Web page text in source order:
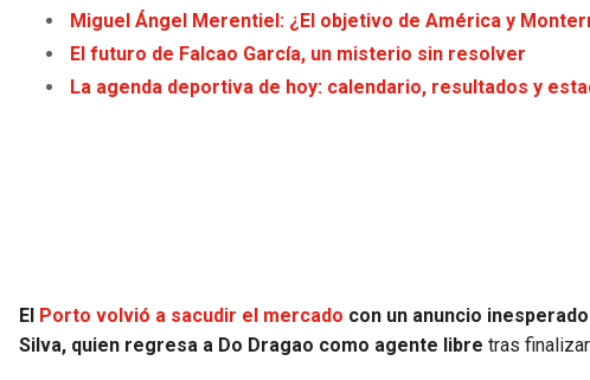
Miguel Ángel Merentiel: ¿El objetivo de América y
El futuro de Falcao García, un misterio sin resolver
La agenda deportiva de hoy: calendario, resultados y
El Porto volvió a sacudir el mercado con un anuncio
Silva, quien regresa a Do Dragao como agente libre tras